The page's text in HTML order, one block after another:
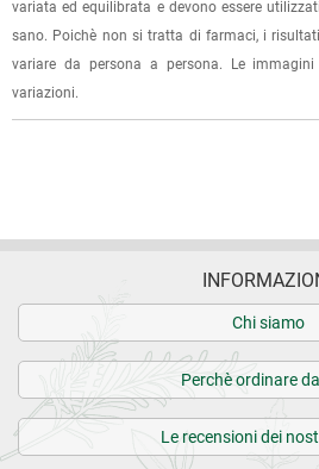
Per qualsiasi informazione,
variata ed equilibrata e devono essere
sano. Poichè non si tratta di farmaci, i
variare da persona a persona. Le
variazioni.
Chi siamo
Perchè ordinare
Le recensioni dei